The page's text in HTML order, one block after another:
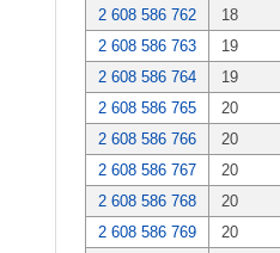
2 608 586 762
18
2 608 586 763
19
2 608 586 764
19
2 608 586 765
20
2 608 586 766
20
2 608 586 767
20
2 608 586 768
20
2 608 586 769
20